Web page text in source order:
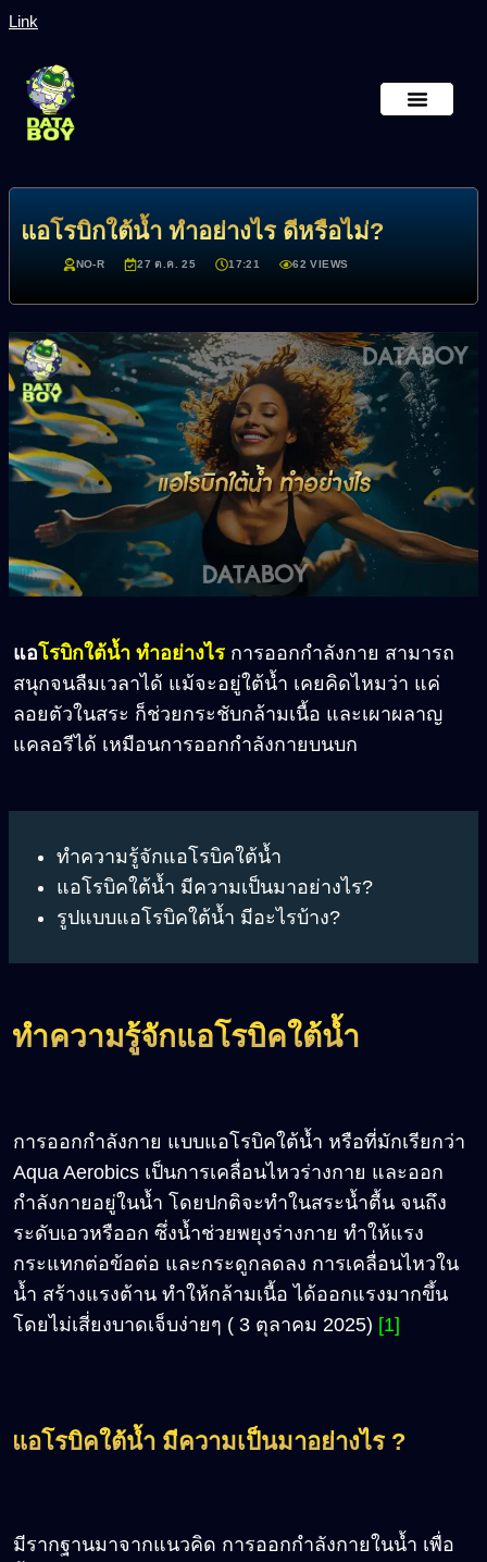
Link
แอโรบิกใต้น้ำ ทำอย่างไร ดีหรือไม่?
NO-R 27 ต.ค. 25 17:21 62 VIEWS
แอโรบิกใต้น้ำ ทำอย่างไร การออกกำลังกาย สามารถ
สนุกจนลืมเวลาได้ แม้จะอยู่ใต้น้ำ เคยคิดไหมว่า แค่
ลอยตัวในสระ ก็ช่วยกระชับกล้ามเนื้อ และเผาผลาญ
แคลอรีได้ เหมือนการออกกำลังกายบนบก
ทำความรู้จักแอโรบิคใต้น้ำ
แอโรบิคใต้น้ำ มีความเป็นมาอย่างไร?
รูปแบบแอโรบิคใต้น้ำ มีอะไรบ้าง?
ทำความรู้จักแอโรบิคใต้น้ำ
การออกกำลังกาย แบบแอโรบิคใต้น้ำ หรือที่มักเรียกว่า
Aqua Aerobics เป็นการเคลื่อนไหวร่างกาย และออก
กำลังกายอยู่ในน้ำ โดยปกติจะทำในสระน้ำตื้น จนถึง
ระดับเอวหรืออก ซึ่งน้ำช่วยพยุงร่างกาย ทำให้แรง
กระแทกต่อข้อต่อ และกระดูกลดลง การเคลื่อนไหวใน
น้ำ สร้างแรงต้าน ทำให้กล้ามเนื้อ ได้ออกแรงมากขึ้น
โดยไม่เสี่ยงบาดเจ็บง่ายๆ ( 3 ตุลาคม 2025) [1]
แอโรบิคใต้น้ำ มีความเป็นมาอย่างไร ?
มีรากฐานมาจากแนวคิด การออกกำลังกายในน้ำ เพื่อ